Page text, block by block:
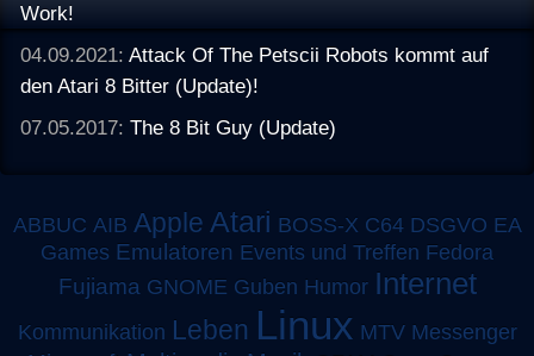
Work!
04.09.2021:Attack Of The Petscii Robots kommt auf
den Atari 8 Bitter (Update)!
07.05.2017:The 8 Bit Guy (Update)
ABBUC AIB Apple Atari BOSS-X C64 DSGVO EA
Games Emulatoren Events und Treffen Fedora
Fujiama GNOME Guben Humor Internet
Kommunikation Leben Linux MTV Messenger